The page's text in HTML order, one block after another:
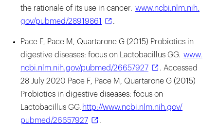
the rationale of its use in cancer. ​www.​ncbi.​nlm.​nih.​
gov/​pubmed/​28919861
.
Pace F, Pace M, Quartarone G (2015) Probiotics in
digestive diseases: focus on Lactobacillus GG. ​www.​
ncbi.​nlm.​nih.​gov/​pubmed/​26657927
. Accessed
28 July 2020 Pace F, Pace M, Quartarone G (2015)
Probiotics in digestive diseases: focus on
Lactobacillus GG. http://​www.​ncbi.​nlm.​nih.​gov/​
pubmed/​26657927
.